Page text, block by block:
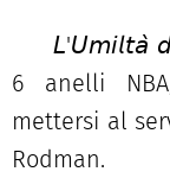
𝘓'𝘜𝘮𝘪𝘭𝘵𝘢̀
6 anelli
mettersi al
Rodman.